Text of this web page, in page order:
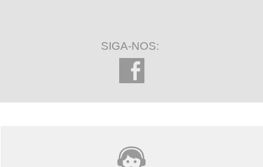
SIGA-NOS: